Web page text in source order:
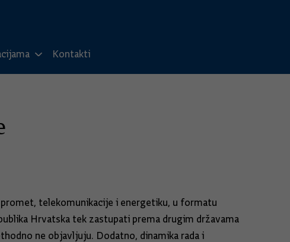
Kontakti
telekomunikacije i energetiku, u formatu
Hrvatska tek zastupati prema drugim državama
ne objavljuju. Dodatno, dinamika rada i